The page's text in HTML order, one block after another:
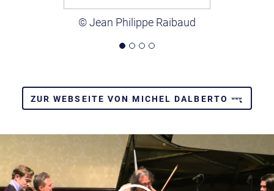
© Jean Philippe Raibaud
ZUR WEBSEITE VON MICHEL DALBERTO